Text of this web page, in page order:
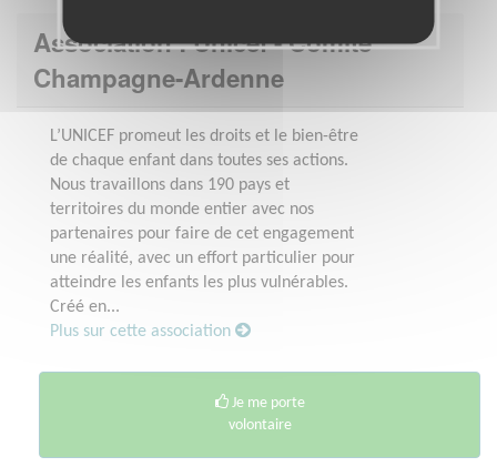
Association : Unicef - Comité
Champagne-Ardenne
L’UNICEF promeut les droits et le bien-être
de chaque enfant dans toutes ses actions.
Nous travaillons dans 190 pays et
territoires du monde entier avec nos
partenaires pour faire de cet engagement
une réalité, avec un effort particulier pour
atteindre les enfants les plus vulnérables.
Créé en...
Plus sur cette association
Je me porte
volontaire